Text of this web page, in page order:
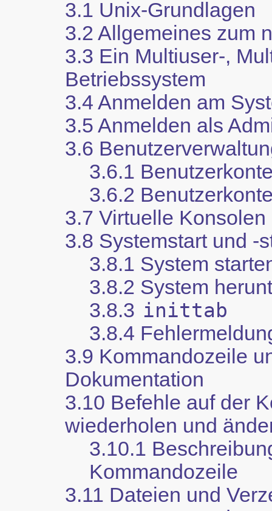
3.1 Unix-Grundlagen
3.2 Allgemeines zum
3.3 Ein Multiuser-,
Betriebssystem
3.4 Anmelden am
3.5 Anmelden als
3.6
3.6.1
3.6.2
3.7 Virtuelle Konsolen
3.8 Systemstart und -
3.8.1 System
3.8.2 System
3.8.3 inittab
3.8.4
3.9 Kommandozeile
Dokumentation
3.10 Befehle auf der
wiederholen und
3.10.1
Kommandozeile
3.11 Dateien und